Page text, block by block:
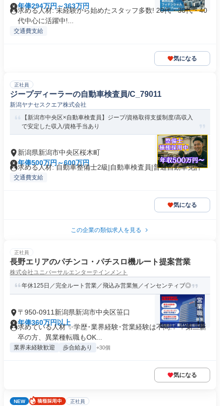
年俸294万円～363万円
求める人材: 未経験から始めたスタッフ多数! 20代・30代・40
代中心に活躍中!...
交通費支給
気になる
正社員
ジープディーラーの自動車検査員/C_79011
新潟ヤナセスクエア株式会社
【新潟市中央区×自動車検査員】ジープ/資格取得支援制度/高収入
で安定した収入/資格手当あり
新潟県新潟市中央区桜木町
年俸500万円～600万円
求める人材: 自動車整備士2級|自動車検査員|普通自動車免許
交通費支給
気になる
この企業の類似求人を見る
正社員
長野エリアのパチンコ・パチスロ機ルート提案営業
株式会社ユニバーサルエンターテインメント
年休125日／完全ルート営業／飛込み営業無／インセンティブ◎
〒950-0911新潟県新潟市中央区笹口
年俸360万円以上
求めている人材 ✨学歴･業界経験･営業経験は不問!✨ ✨第二新
卒の方、異業種転職もOK...
業界未経験歓迎 歩合給あり +30個
気になる
NEW 正社員